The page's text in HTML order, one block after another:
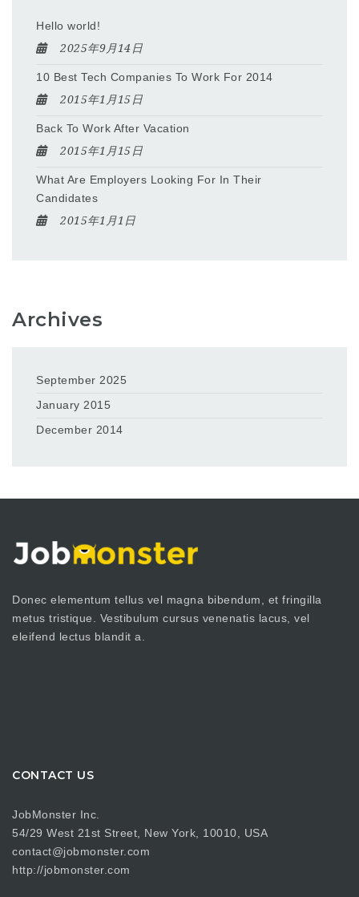
Hello world!
2025年9月14日
10 Best Tech Companies To Work For 2014
2015年1月15日
Back To Work After Vacation
2015年1月15日
What Are Employers Looking For In Their
Candidates
2015年1月1日
Archives
September 2025
January 2015
December 2014
Donec elementum tellus vel magna bibendum, et fringilla
metus tristique. Vestibulum cursus venenatis lacus, vel
eleifend lectus blandit a.
CONTACT US
JobMonster Inc.
54/29 West 21st Street, New York, 10010, USA
contact@jobmonster.com
http://jobmonster.com